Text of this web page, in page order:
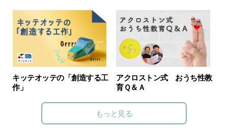
キッテオッテの「創造する工
作」
アクロストン式 おうち性教
育Ｑ＆Ａ
もっと見る